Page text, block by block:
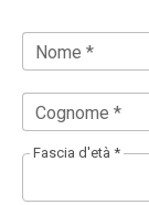
Nome *
Cognome *
Fascia d'età *